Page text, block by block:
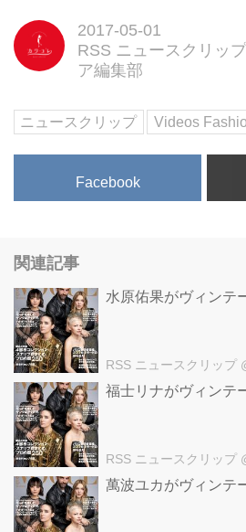
2017-05-01
RSS ニュースクリップ
ア編集部
ニュースクリップ Videos
Facebook
関連記事
水原佑果がヴィンテ
RSS ニュースクリップ
福士リナがヴィンテ
RSS ニュースクリップ
萬波ユカがヴィンテ